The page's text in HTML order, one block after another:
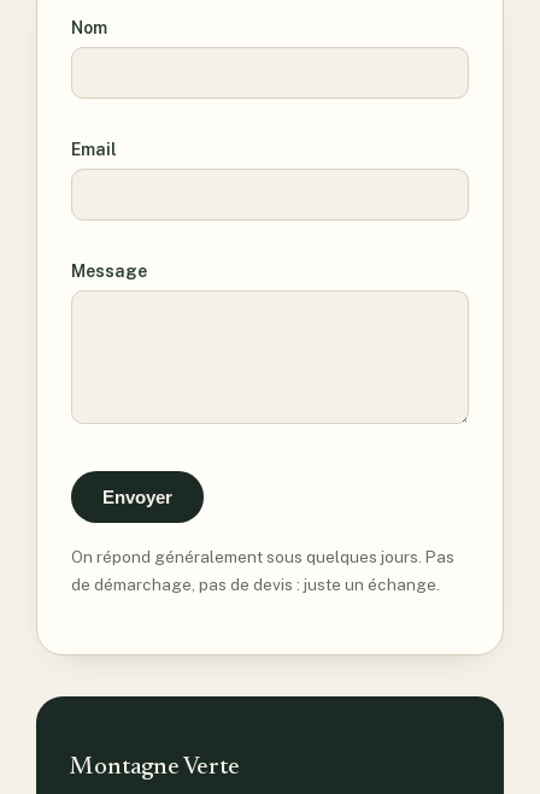
Nom
Email
Message
Envoyer
On répond généralement sous quelques jours. Pas
de démarchage, pas de devis : juste un échange.
Montagne Verte